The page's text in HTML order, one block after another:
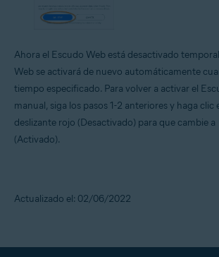
Ahora el Escudo Web está desactivado
Web se activará de nuevo automáticamente
tiempo especificado. Para volver a activar el
manual, siga los pasos 1-2 anteriores y haga clic
deslizante rojo (Desactivado) para que cambie a
(Activado).
Actualizado el: 02/06/2022